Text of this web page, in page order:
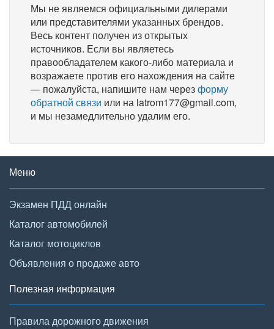
Мы не являемся официальными дилерами
или представителями указанных брендов.
Весь контент получен из открытых
источников. Если вы являетесь
правообладателем какого-либо материала и
возражаете против его нахождения на сайте
— пожалуйста, напишите нам черезформу
обратной связи или на latrom177@gmail.com,
и мы незамедлительно удалим его.
Меню
Экзамен ПДД онлайн
Каталог автомобилей
Каталог мотоциклов
Объявления о продаже авто
Полезная информация
Правила дорожного движения